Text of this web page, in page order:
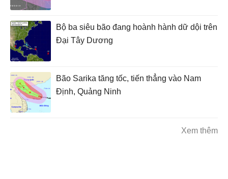
Bộ ba siêu bão đang hoành hành dữ dội trên
Đại Tây Dương
Bão Sarika tăng tốc, tiến thẳng vào Nam
Định, Quảng Ninh
Xem thêm